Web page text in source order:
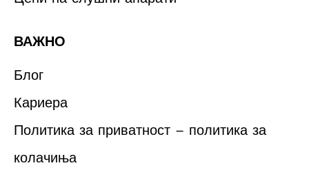
ВАЖНО
Блог
Кариера
Политика за приватност – политика за
колачиња